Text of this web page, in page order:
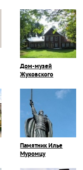
Дом-музей
Жуковского
Памятник Илье
Муромцу